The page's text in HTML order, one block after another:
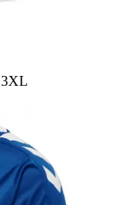
3XL